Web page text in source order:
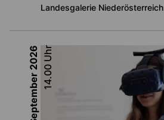
Landesgalerie Niederösterreich
2026
14.00
Uhr